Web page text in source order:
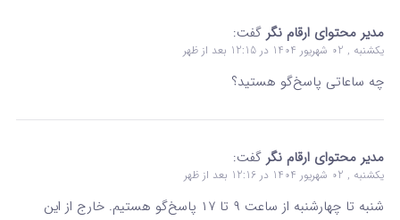
مدیر محتوای ارقام نگر گفت:
یکشنبه , 02 شهریور 1404 در 12:15 بعد از ظهر
چه ساعاتی پاسخ‌گو هستید؟
مدیر محتوای ارقام نگر گفت:
یکشنبه , 02 شهریور 1404 در 12:16 بعد از ظهر
شنبه تا چهارشنبه از ساعت ۹ تا ۱۷ پاسخ‌گو هستیم. خارج از این